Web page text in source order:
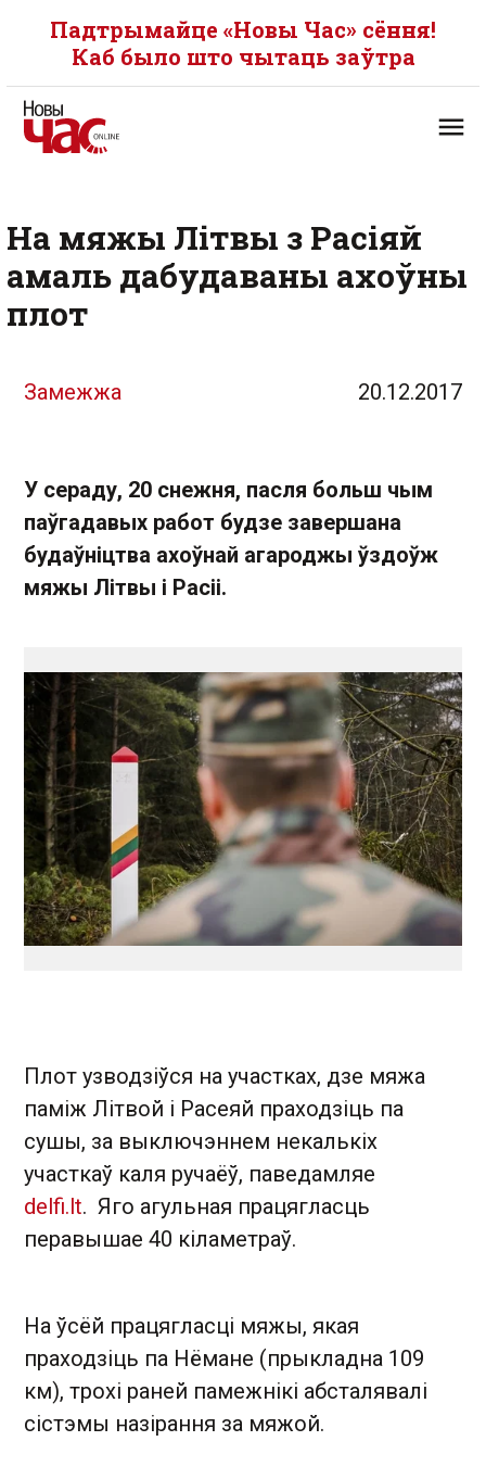
Падтрымайце «Новы Час» сёння!
Каб было што чытаць заўтра
На мяжы Літвы з Расіяй
амаль дабудаваны ахоўны
плот
Замежжа 20.12.2017
У сераду, 20 снежня, пасля больш чым
паўгадавых работ будзе завершана
будаўніцтва ахоўнай агароджы ўздоўж
мяжы Літвы і Расіі.
Плот узводзіўся на участках, дзе мяжа
паміж Літвой і Расеяй праходзіць па
сушы, за выключэннем некалькіх
участкаў каля ручаёў, паведамляе
delfi.lt. Яго агульная працягласць
перавышае 40 кіламетраў.
На ўсёй працягласці мяжы, якая
праходзіць па Нёмане (прыкладна 109
км), трохі раней памежнікі абсталявалі
сістэмы назірання за мяжой.